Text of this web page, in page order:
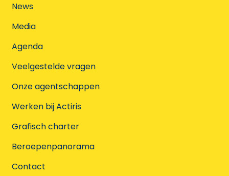
News
Media
Agenda
Veelgestelde vragen
Onze agentschappen
Werken bij Actiris
Grafisch charter
Beroepenpanorama
Contact